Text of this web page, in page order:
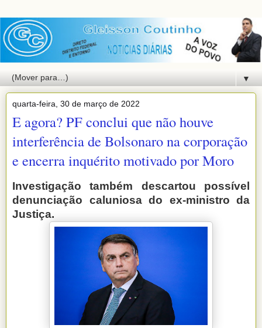
▼
quarta-feira, 30 de março de 2022
E agora? PF conclui que não houve
interferência de Bolsonaro na corporação
e encerra inquérito motivado por Moro
Investigação também descartou possível
denunciação caluniosa do ex-ministro da
Justiça.